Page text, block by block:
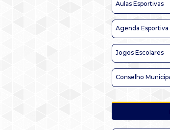
Aulas Esportivas
Agenda Esportiva
Jogos Escolares
Conselho